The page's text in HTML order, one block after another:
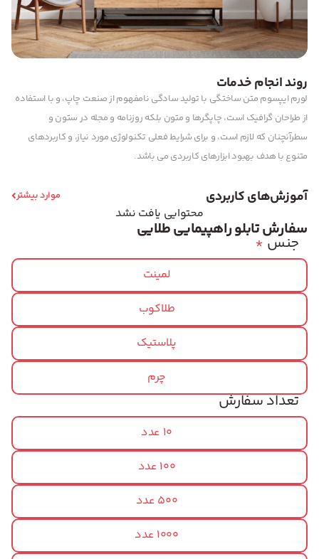
روند انجام خدمات
لورم ایپسوم متن ساختگی با تولید سادگی نامفهوم از صنعت چاپ، و با استفاده
از طراحان گرافیک است، چاپگرها و متون بلکه روزنامه و مجله در ستون و
سطرآنچنان که لازم است، و برای شرایط فعلی تکنولوژی مورد نیاز، و کاربردهای
متنوع با هدف بهبود ابزارهای کاربردی می باشد.
آموزش‌های کاربردی موارد بیشتر
محتوایی یافت نشد
سفارش تابلو راهپیمایی طلایی
*جنس
لمینت
طلاکوب
پلاستیک
چرم
تعداد سفارش
10 عدد
100 عدد
500 عدد
1000 عدد